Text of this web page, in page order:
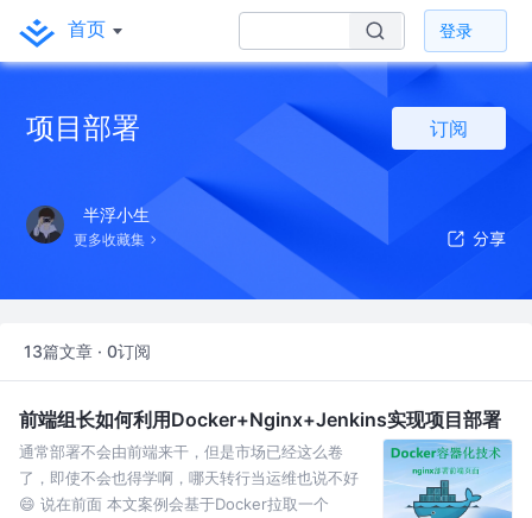
首页 登录
项目部署 订阅
半浮小生
更多收藏集
13篇文章 · 0订阅
前端组长如何利用Docker+Nginx+Jenkins实现项目部署
通常部署不会由前端来干，但是市场已经这么卷
了，即使不会也得学啊，哪天转行当运维也说不好
😄 说在前面 本文案例会基于Docker拉取一个